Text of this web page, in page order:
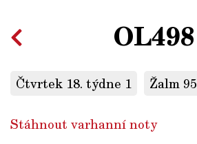
OL498
Čtvrtek 18. týdne 1 Žalm 95
Stáhnout varhanní noty